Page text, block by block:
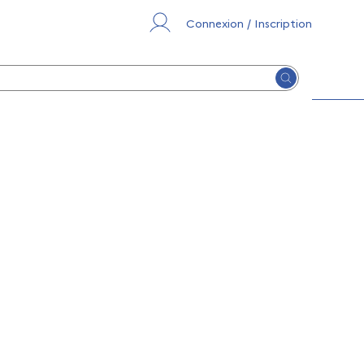
Connexion / Inscription
Lancer la